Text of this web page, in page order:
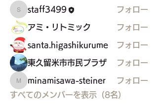
staff3499
staff3499 フォロー
アミ・リトミック フォロー
santa.higashikurume フォロー
東久留米市市民プラザ フォロー
minamisawa-steiner
minamisawa-steiner
フォロー
すべてのメンバーを表示（8名）